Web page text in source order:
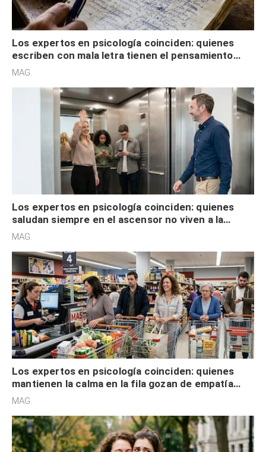
Los expertos en psicología coinciden: quienes
escriben con mala letra tienen el pensamiento
acelerado y no lo hacen por desinterés
MAG.
Los expertos en psicología coinciden: quienes
saludan siempre en el ascensor no viven a la
defensiva y tienen apertura social
MAG.
Los expertos en psicología coinciden: quienes
mantienen la calma en la fila gozan de empatía
cognitiva, gratitud y no solo tienen autocontrol
MAG.